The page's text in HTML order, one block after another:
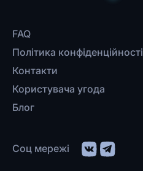
FAQ
Політика конфіденційності
Контакти
Користувача угода
Блог
Соц мережі